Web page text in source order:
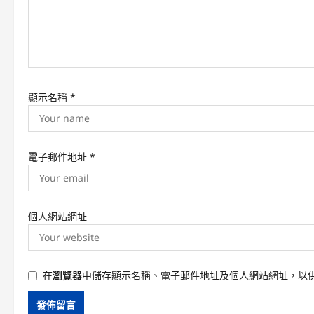
顯示名稱 *
電子郵件地址 *
個人網站網址
在瀏覽器中儲存顯示名稱、電子郵件地址及個人網站網址，以